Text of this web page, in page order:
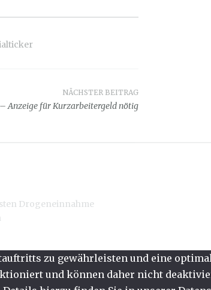
NÄCHSTER BEITRAG
Anzeige für Kurzarbeitergeld nötig
Drogeneinnahme
zu gewährleisten und eine
und können daher nicht